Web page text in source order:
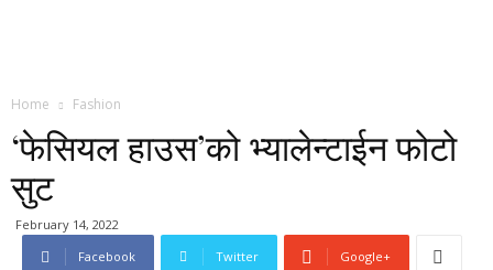
Home Fashion
‘फेसियल हाउस’को भ्यालेन्टाईन फोटो
सुट
February 14, 2022
Facebook
Twitter Google+